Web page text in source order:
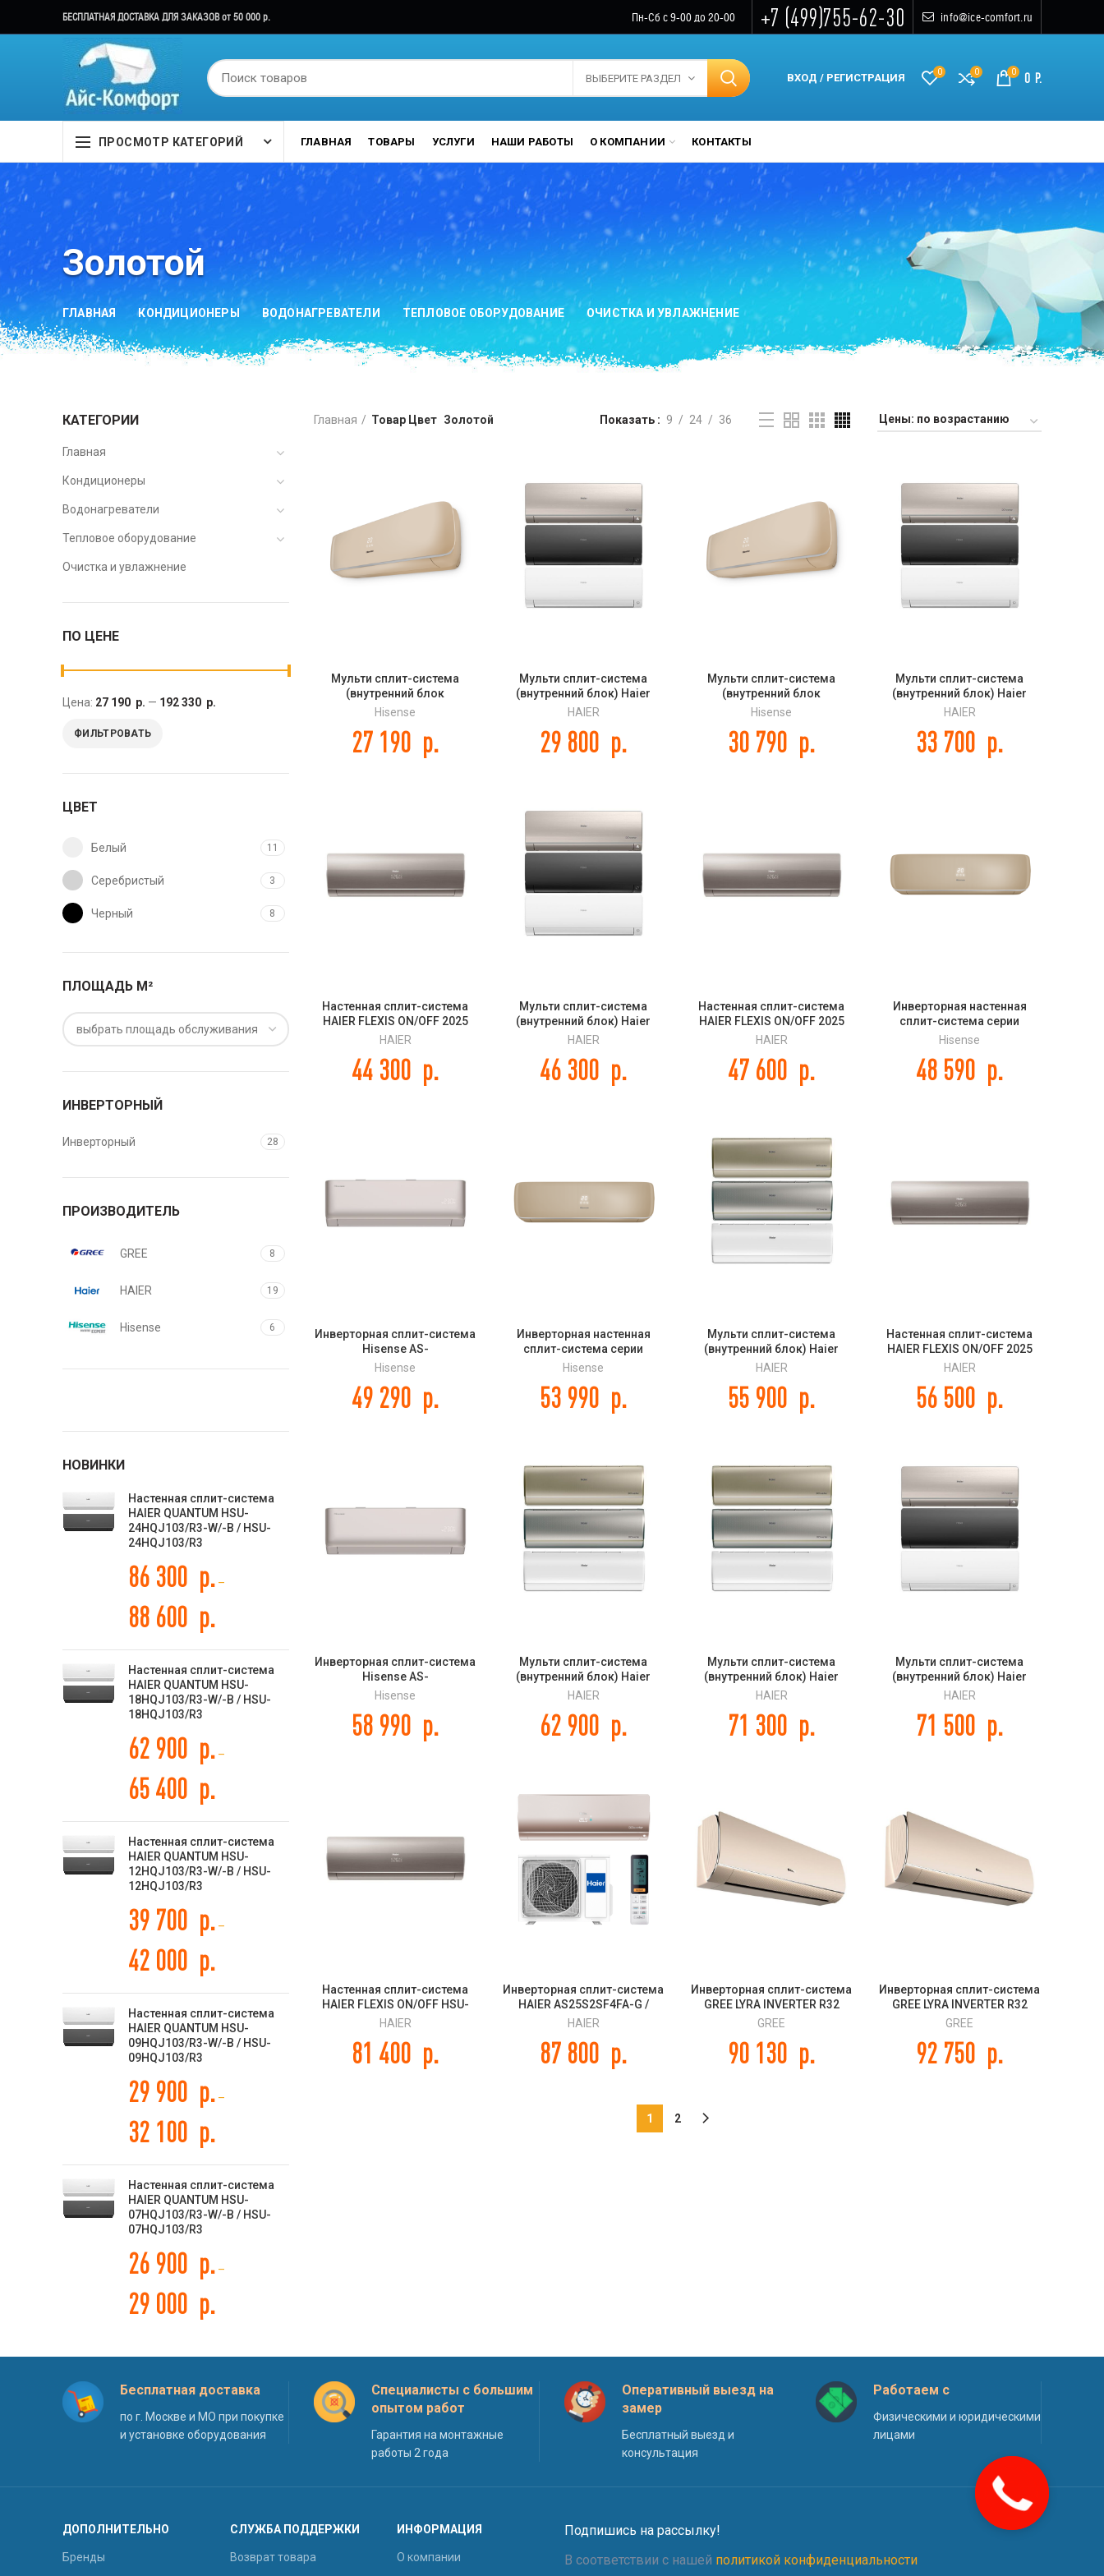
БЕСПЛАТНАЯ ДОСТАВКА ДЛЯ ЗАКАЗОВ от 50 000 р. Пн-Сб с 9-00 до 20-00 +7 (499)755-62-30 info@ice-comfort.ru
ВЫБЕРИТЕ РАЗДЕЛ ВХОД / РЕГИСТРАЦИЯ 0 0 0 0 Р.
ПРОСМОТР КАТЕГОРИЙ ГЛАВНАЯ ТОВАРЫ УСЛУГИ НАШИ РАБОТЫ О КОМПАНИИ КОНТАКТЫ
Золотой
ГЛАВНАЯ КОНДИЦИОНЕРЫ ВОДОНАГРЕВАТЕЛИ ТЕПЛОВОЕ ОБОРУДОВАНИЕ ОЧИСТКА И УВЛАЖНЕНИЕ
Главная Товар Цвет Золотой Показать 9 24 36
Мульти сплит-система
(внутренний блок
настенного типа) Hisense
серии Premium Champagne
FREE MATCH DC Inverter R32
Hisense
27 190 р.
Мульти сплит-система
(внутренний блок) Haier
Flexis Super Match
HAIER
29 800 р.
Мульти сплит-система
(внутренний блок
настенного типа) Hisense
серии Premium Champagne
FREE MATCH DC Inverter R32
Hisense
30 790 р.
Мульти сплит-система
(внутренний блок) Haier
Flexis Super Match
HAIER
33 700 р.
Настенная сплит-система
HAIER FLEXIS ON/OFF 2025
HSU-07HFF203/R3-G / HSU-
HAIER
44 300 р.
Мульти сплит-система
(внутренний блок) Haier
Flexis Super Match
HAIER
46 300 р.
Настенная сплит-система
HAIER FLEXIS ON/OFF 2025
HSU-09HFF203/R3-G / HSU-
HAIER
47 600 р.
Инверторная настенная
сплит-система серии
CHAMPAGNE CRYSTAL SUPER
10UW4RVETG01(C)
Hisense
48 590 р.
Инверторная сплит-система
Hisense AS-
10UW4RLCHD00(C) VIBE PRO
Hisense
49 290 р.
Инверторная настенная
сплит-система серии
CHAMPAGNE CRYSTAL SUPER
13UW4RVETG01(C)
Hisense
53 990 р.
Мульти сплит-система
(внутренний блок) Haier
Jade Super Match
HAIER
55 900 р.
Настенная сплит-система
HAIER FLEXIS ON/OFF 2025
HSU-12HFF203/R3-G / HSU-
HAIER
56 500 р.
Инверторная сплит-система
Hisense AS-
13UW4RLCHD00(C) VIBE PRO
Hisense
58 990 р.
Мульти сплит-система
(внутренний блок) Haier
Jade Super Match
HAIER
62 900 р.
Мульти сплит-система
(внутренний блок) Haier
Jade Super Match
HAIER
71 300 р.
Мульти сплит-система
(внутренний блок) Haier
Flexis Super Match
HAIER
71 500 р.
Настенная сплит-система
HAIER FLEXIS ON/OFF HSU-
18HFF103/R3-G / HSU-
HAIER
81 400 р.
Инверторная сплит-система
HAIER AS25S2SF4FA-G /
1U25S2SM4FA FLEXIS HEAT
HAIER
87 800 р.
Инверторная сплит-система
GREE LYRA INVERTER R32
GOLD GWH09ACC-K6DNA1F
GREE
90 130 р.
Инверторная сплит-система
GREE LYRA INVERTER R32
GOLD GWH12ACC-K6DNA1F
GREE
92 750 р.
1 2
КАТЕГОРИИ
Главная
Кондиционеры
Водонагреватели
Тепловое оборудование
Очистка и увлажнение
ПО ЦЕНЕ
ФИЛЬТРОВАТЬ
Цена: 27 190 р. — 192 330 р.
ЦВЕТ
Белый 11
Серебристый 3
Черный 8
ПЛОЩАДЬ М²
выбрать площадь обслуживания
ИНВЕРТОРНЫЙ
Инверторный 28
ПРОИЗВОДИТЕЛЬ
GREE 8
HAIER 19
Hisense 6
НОВИНКИ
Настенная сплит-система
HAIER QUANTUM HSU-
24HQJ103/R3-W/-B / HSU-
24HQJ103/R3
86 300 р. –
88 600 р.
Настенная сплит-система
HAIER QUANTUM HSU-
18HQJ103/R3-W/-B / HSU-
18HQJ103/R3
62 900 р. –
65 400 р.
Настенная сплит-система
HAIER QUANTUM HSU-
12HQJ103/R3-W/-B / HSU-
12HQJ103/R3
39 700 р. –
42 000 р.
Настенная сплит-система
HAIER QUANTUM HSU-
09HQJ103/R3-W/-B / HSU-
09HQJ103/R3
29 900 р. –
32 100 р.
Настенная сплит-система
HAIER QUANTUM HSU-
07HQJ103/R3-W/-B / HSU-
07HQJ103/R3
26 900 р. –
29 000 р.
Бесплатная доставка
по г. Москве и МО при покупке
и установке оборудования
Специалисты с большим
опытом работ
Гарантия на монтажные
работы 2 года
Оперативный выезд на
замер
Бесплатный выезд и
консультация
Работаем с
Физическими и юридическими
лицами
ДОПОЛНИТЕЛЬНО
Бренды
СЛУЖБА ПОДДЕРЖКИ
Возврат товара
ИНФОРМАЦИЯ
О компании
Подпишись на рассылку!
В соответствии с нашей политикой конфиденциальности